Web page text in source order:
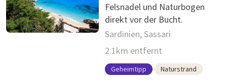
Felsnadel und Naturbogen
direkt vor der Bucht.
Sardinien, Sassari
2.1km entfernt
Geheimtipp Naturstrand